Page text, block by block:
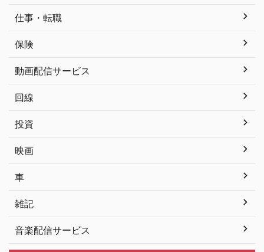
仕事・転職
保険
動画配信サービス
回線
投資
映画
車
雑記
音楽配信サービス